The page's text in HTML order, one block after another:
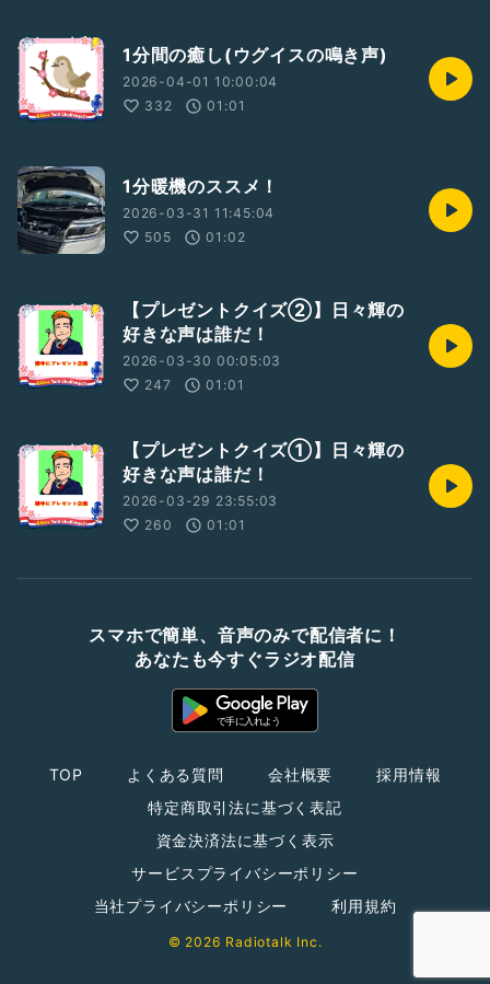
1分間の癒し(ウグイスの鳴き声)
2026-04-01 10:00:04
332
01:01
1分暖機のススメ！
2026-03-31 11:45:04
505
01:02
【プレゼントクイズ②】日々輝の
好きな声は誰だ！
2026-03-30 00:05:03
247
01:01
【プレゼントクイズ①】日々輝の
好きな声は誰だ！
2026-03-29 23:55:03
260
01:01
スマホで簡単、音声のみで配信者に！
あなたも今すぐラジオ配信
TOP よくある質問 会社概要
採用情報
特定商取引法に基づく表記
資金決済法に基づく表示
サービスプライバシーポリシー
当社プライバシーポリシー
利用規約
© 2026 Radiotalk Inc.